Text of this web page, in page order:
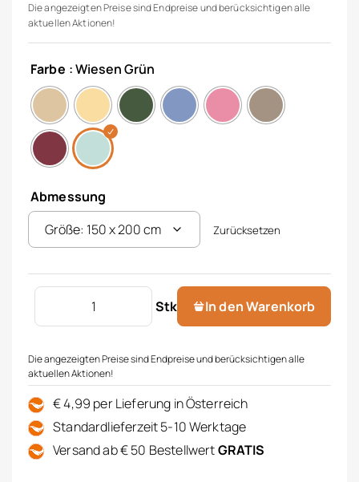
Die angezeigten Preise sind Endpreise und berücksichtigen alle
aktuellen Aktionen!
Farbe : Wiesen Grün
Abmessung
Zurücksetzen
Stk
Wohndecke "Anna" Menge
In den Warenkorb
Die angezeigten Preise sind Endpreise und berücksichtigen alle
aktuellen Aktionen!
€ 4,99 per Lieferung in Österreich
Standardlieferzeit 5-10 Werktage
Versand ab € 50 BestellwertGRATIS